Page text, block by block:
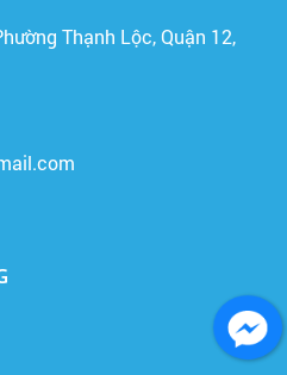
Thạnh Lộc, Quận 12,